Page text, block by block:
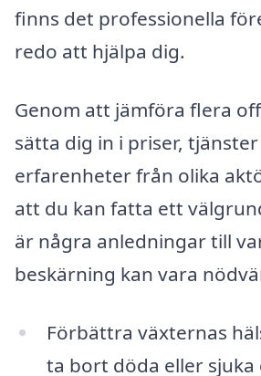
finns det professionella
redo att hjälpa dig.
Genom att jämföra flera
sätta dig in i priser,
erfarenheter från olika
att du kan fatta ett
är några anledningar till
beskärning kan vara
Förbättra växternas
ta bort döda eller sjuka